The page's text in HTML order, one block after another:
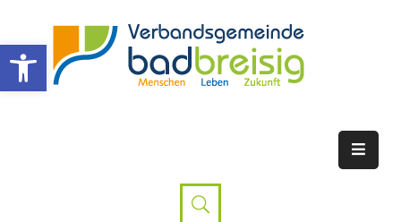
Werkzeugleiste öffnen